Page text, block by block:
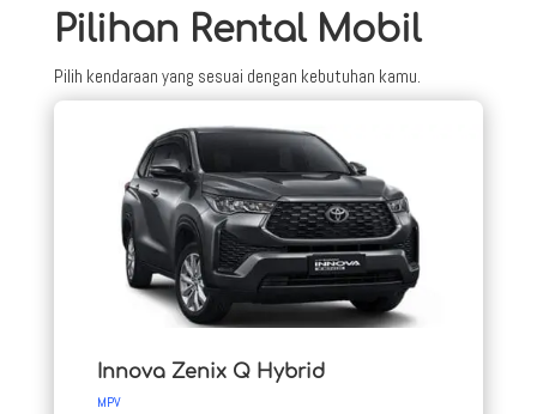
Pilihan Rental Mobil
Pilih kendaraan yang sesuai dengan kebutuhan kamu.
Innova Zenix Q Hybrid
MPV